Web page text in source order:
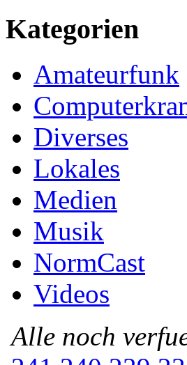
Kategorien
Amateurfunk
Diverses
Lokales
Medien
Musik
NormCast
Videos
Alle noch